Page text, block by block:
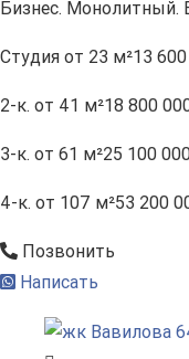
Бизнес. Монолитный.
Студия от 23 м²13
2-к. от 41 м²18 800
3-к. от 61 м²25 100
4-к. от 107 м²53 200
Позвонить
Написать